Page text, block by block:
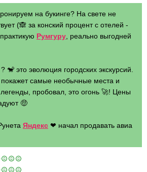
на букинге? На свете не
(🙈 за конский процент с отелей -
Румгуру , реально выгодней
? 🐒 это эволюция городских экскурсий.
самые необычные места и
легенды, пробовал, это огонь 🚀! Цены
🤑
Яндекс ❤ начал продавать авиа